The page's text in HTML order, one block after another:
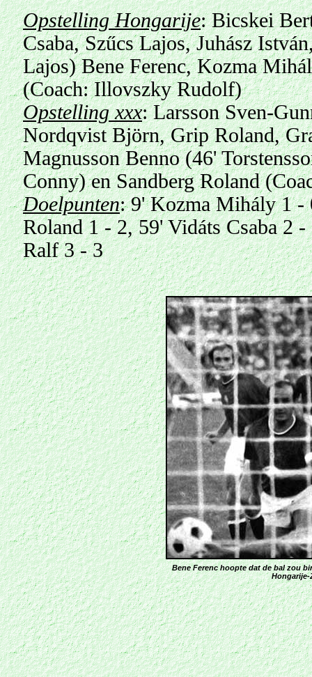
Opstelling Hongarije:Bicskei
Csaba, Szűcs Lajos, Juhász
Lajos) Bene Ferenc, Kozma
(Coach: Illovszky Rudolf)
Opstelling xxx:Larsson Sven-
Nordqvist Björn, Grip Roland,
Magnusson Benno (46'
Conny) en Sandberg Roland
Doelpunten:9' Kozma Mihály 1 -
Roland 1 - 2, 59' Vidáts Csaba 2
Ralf 3 - 3
Bene Ferenc hoopte dat de bal zou
Hongarije-